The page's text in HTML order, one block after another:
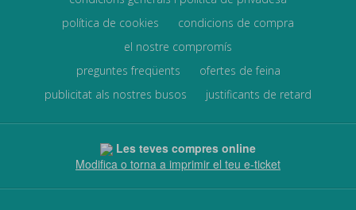
política de cookies
condicions de compra
el nostre compromís
preguntes freqüents
ofertes de feina
publicitat als nostres busos
justificants de retard
Les teves compres online
Modifica o torna a imprimir el teu e-ticket